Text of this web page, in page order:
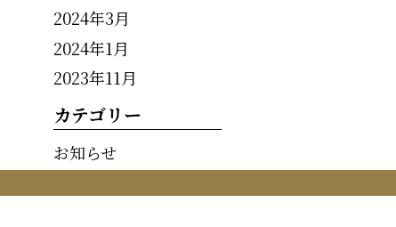
2024年3月
2024年1月
2023年11月
カテゴリー
お知らせ